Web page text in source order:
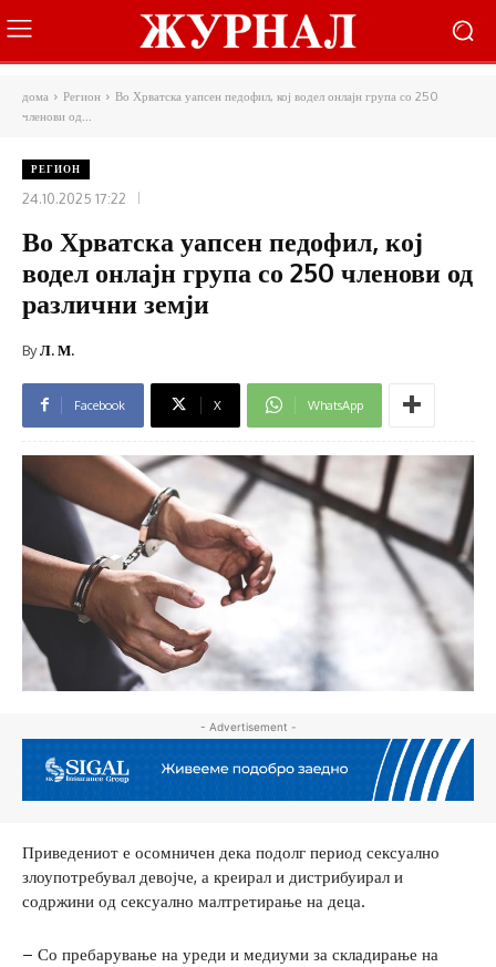
дома Регион
Во Хрватска уапсен педофил, кој водел онлајн група со 250
членови од...
РЕГИОН
24.10.2025 17:22
Во Хрватска уапсен педофил, кој
водел онлајн група со 250 членови од
различни земји
ByЛ. М.
Facebook X WhatsApp
- Advertisement -
Приведениот е осомничен дека подолг период сексуално
злоупотребувал девојче, а креирал и дистрибуирал и
содржини од сексуално малтретирање на деца.
– Со пребарување на уреди и медиуми за складирање на